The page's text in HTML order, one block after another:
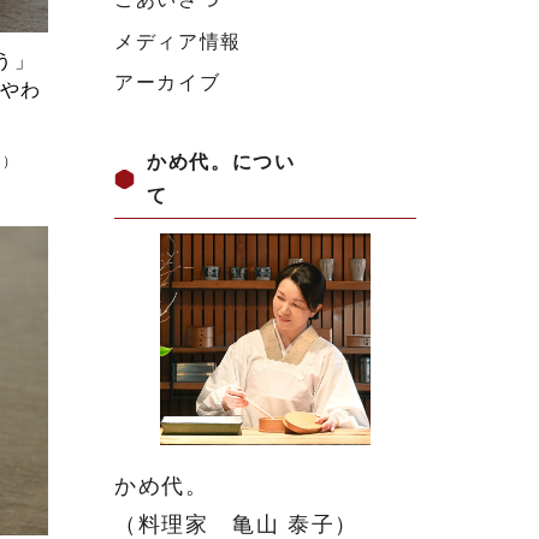
」
わ
メディア情報
アーカイブ
かめ代。につい
て
かめ代。
（料理家 亀山 泰子）